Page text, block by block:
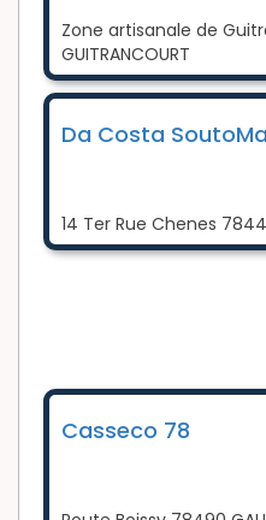
Zone artisanale de
GUITRANCOURT
Da Costa
14 Ter Rue Chenes
Casseco 78